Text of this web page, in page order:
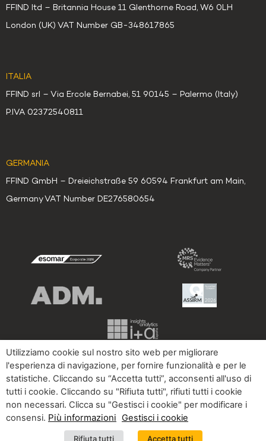
FFIND ltd – Britannia House 11 Glenthorne Road, W6 0LH
London (UK) VAT Number GB-348617865
ITALIA
FFIND srl – Via Ercole Bernabei, 51 90145 – Palermo (Italy)
P.IVA 02372540811
GERMANIA
FFIND GmbH – Dreieichstraße 59 60594 Frankfurt am Main,
Germany VAT Number DE276580654
Informativa
sulla Privacy
Cookies Impressum
Ti abbiamo
chiamato?
Utilizziamo cookie sul nostro sito web per migliorare
l'esperienza di navigazione, per fornire funzionalità e per le
statistiche. Cliccando su “Accetta tutti”, acconsenti all'uso di
tutti i cookie. Cliccando su "Rifiuta tutti", rifiuti tutti i cookie
non necessari. Clicca su "Gestisci i cookie" per modificare i
consensi. Più informazioni Gestisci i cookie
Rifiuta tutti Accetta tutti